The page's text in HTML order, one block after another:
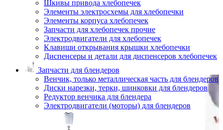
Шкивы привода хлебопечек
Элементы электросхемы для хлебопечки
Элементы корпуса хлебопечек
Запчасти для хлебопечек прочие
Электродвигатели для хлебопечек
Клавиши открывания крышки хлебопечки
Диспенсеры и детали для диспенсеров хлебопечек
Запчасти для блендеров
Венчик, только металлическая часть для блендеров
Диски нарезки, терки, шинковки для блендеров
Редуктор венчика для блендера
Электродвигатели (моторы) для блендеров